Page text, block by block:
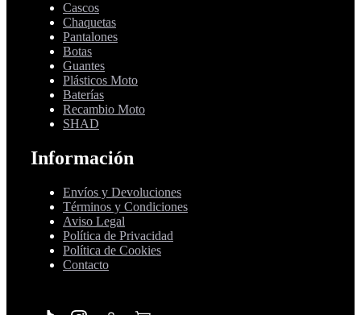
Cascos
Chaquetas
Pantalones
Botas
Guantes
Plásticos Moto
Baterías
Recambio Moto
SHAD
Información
Envíos y Devoluciones
Términos y Condiciones
Aviso Legal
Política de Privacidad
Política de Cookies
Contacto